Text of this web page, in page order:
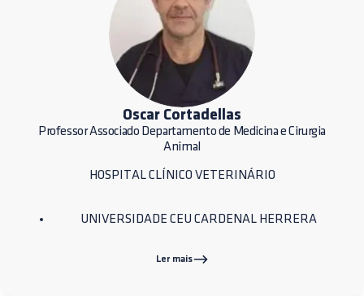
Oscar Cortadellas
Professor Associado Departamento de Medicina e Cirurgia
Animal
HOSPITAL CLÍNICO VETERINÁRIO
UNIVERSIDADE CEU CARDENAL HERRERA
Ler mais